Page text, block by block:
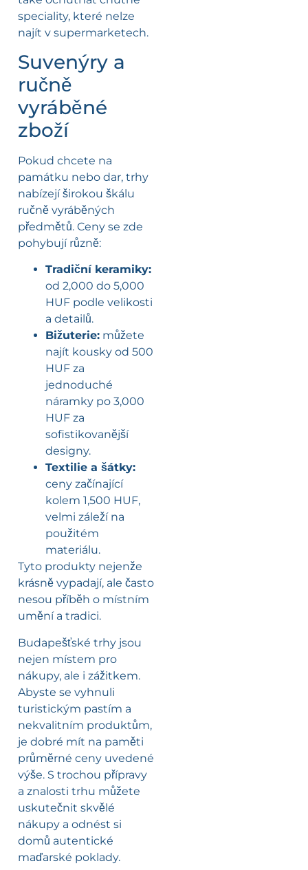
speciality, které nelze
najít v supermarketech.
Suvenýry a
ručně
vyráběné
zboží
Pokud chcete na
památku nebo dar, trhy
nabízejí širokou škálu
ručně vyráběných
předmětů. Ceny se zde
pohybují různě:
Tradiční keramiky:
od 2,000 do 5,000
HUF podle velikosti
a detailů.
Bižuterie: můžete
najít kousky od 500
HUF za
jednoduché
náramky po 3,000
HUF za
sofistikovanější
designy.
Textilie a šátky:
ceny začínající
kolem 1,500 HUF,
velmi záleží na
použitém
materiálu.
Tyto produkty nejenže
krásně vypadají, ale často
nesou příběh o místním
umění a tradici.
Budapešťské trhy jsou
nejen místem pro
nákupy, ale i zážitkem.
Abyste se vyhnuli
turistickým pastím a
nekvalitním produktům,
je dobré mít na paměti
průměrné ceny uvedené
výše. S trochou přípravy
a znalosti trhu můžete
uskutečnit skvělé
nákupy a odnést si
domů autentické
maďarské poklady.